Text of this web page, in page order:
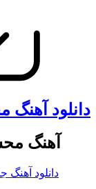
دانلود
آهنگ
دانلود آهنگ